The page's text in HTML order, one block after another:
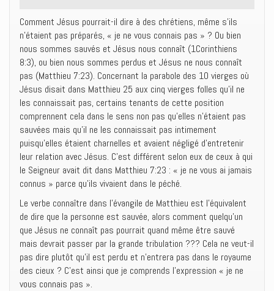
Comment Jésus pourrait-il dire à des chrétiens, même s’ils
n’étaient pas préparés, « je ne vous connais pas » ? Ou bien
nous sommes sauvés et Jésus nous connaît (1Corinthiens
8:3), ou bien nous sommes perdus et Jésus ne nous connaît
pas (Matthieu 7:23). Concernant la parabole des 10 vierges où
Jésus disait dans Matthieu 25 aux cinq vierges folles qu’il ne
les connaissait pas, certains tenants de cette position
comprennent cela dans le sens non pas qu’elles n’étaient pas
sauvées mais qu’il ne les connaissait pas intimement
puisqu’elles étaient charnelles et avaient négligé d’entretenir
leur relation avec Jésus. C’est différent selon eux de ceux à qui
le Seigneur avait dit dans Matthieu 7:23 : « je ne vous ai jamais
connus » parce qu’ils vivaient dans le péché.
Le verbe connaître dans l’évangile de Matthieu est l’équivalent
de dire que la personne est sauvée, alors comment quelqu’un
que Jésus ne connaît pas pourrait quand même être sauvé
mais devrait passer par la grande tribulation ??? Cela ne veut-il
pas dire plutôt qu’il est perdu et n’entrera pas dans le royaume
des cieux ? C’est ainsi que je comprends l’expression « je ne
vous connais pas ».